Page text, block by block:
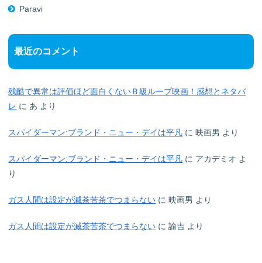
Paravi
最近のコメント
残酷で異常は評価ほど面白くないＢ級ループ映画！感想とネタバ
レ にあ より
スパイダーマン:ブランド・ニュー・デイは平凡 に映画男 より
スパイダーマン:ブランド・ニュー・デイは平凡 に アカデミオ よ
り
ガス人間は設定が滅茶苦茶でつまらない に映画男 より
ガス人間は設定が滅茶苦茶でつまらない に諭吉 より